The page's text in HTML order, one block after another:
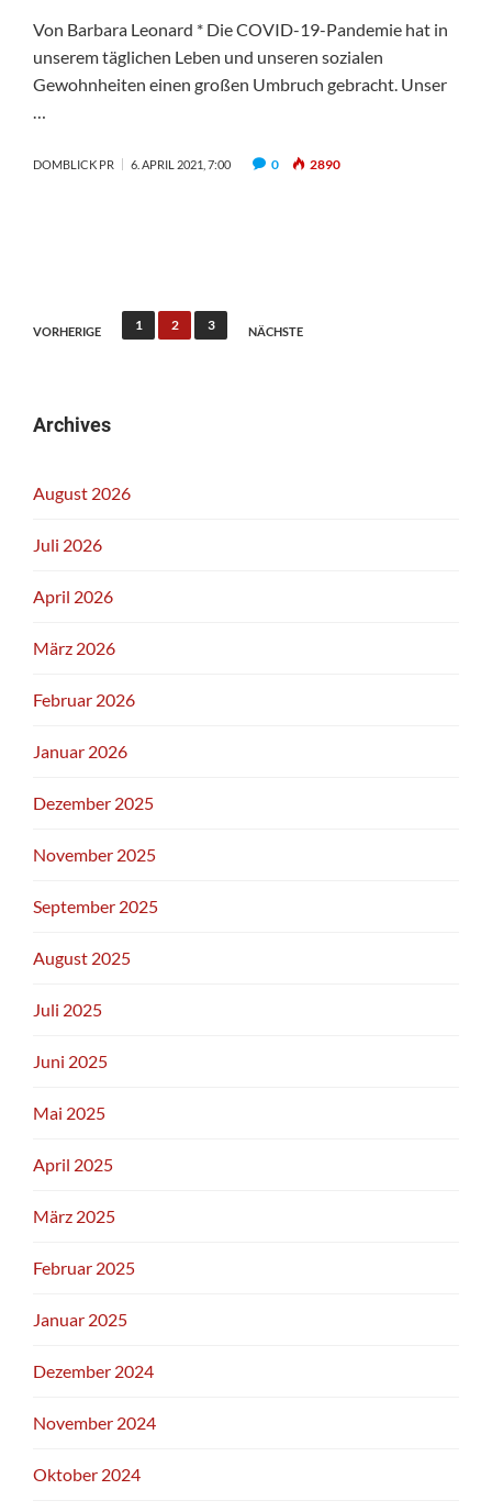
Von Barbara Leonard * Die COVID-19-Pandemie hat in
unserem täglichen Leben und unseren sozialen
Gewohnheiten einen großen Umbruch gebracht. Unser
…
DOMBLICK PR 6. APRIL 2021, 7:00 0 2890
Seitennummerierung
VORHERIGE 1 2 3 NÄCHSTE
Archives
August 2026
Juli 2026
April 2026
März 2026
Februar 2026
Januar 2026
Dezember 2025
November 2025
September 2025
August 2025
Juli 2025
Juni 2025
Mai 2025
April 2025
März 2025
Februar 2025
Januar 2025
Dezember 2024
November 2024
Oktober 2024